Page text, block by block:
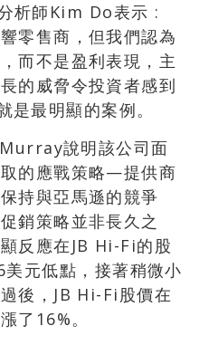
析師Kim Do表示 :
零售商，但我們認為
而不是盈利表現，主
的威脅令投資者感到
最明顯的案例。
說明該公司面
的應戰策略—提供商
持與亞馬遜的競爭
銷策略並非長久之
反應在JB Hi-Fi的股
元低點，接著稍微小
後，JB Hi-Fi股價在
了16%。